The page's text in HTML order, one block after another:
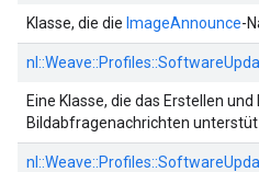
Klasse, die die ImageAnnounce-
nl::Weave::Profiles::
Eine Klasse, die das Erstellen
Bildabfragenachrichten
nl::Weave::Profiles::